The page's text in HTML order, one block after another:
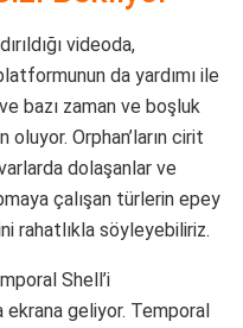
videoda,
da yardımı ile
bazı zaman ve boşluk
oluyor. Orphan’ların cirit
dolaşanlar ve
çalışan türlerin epey
rahatlıkla söyleyebiliriz.
Shell’i
geliyor. Temporal